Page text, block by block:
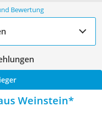
Bewertung
Weinstein